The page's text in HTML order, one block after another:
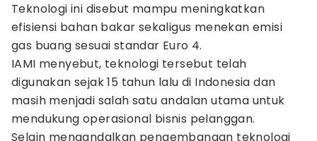
Teknologi ini disebut mampu meningkatkan
efisiensi bahan bakar sekaligus menekan emisi
gas buang sesuai standar Euro 4.
IAMI menyebut, teknologi tersebut telah
digunakan sejak 15 tahun lalu di Indonesia dan
masih menjadi salah satu andalan utama untuk
mendukung operasional bisnis pelanggan.
Selain mengandalkan pengembangan teknologi